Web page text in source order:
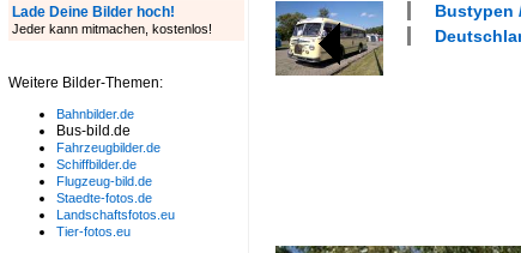
Bustypen
Lade Deine Bilder hoch!
Jeder kann mitmachen, kostenlos!
Weitere Bilder-Themen:
Bahnbilder.de
Bus-bild.de
Fahrzeugbilder.de
Schiffbilder.de
Flugzeug-bild.de
Staedte-fotos.de
Landschaftsfotos.eu
Tier-fotos.eu